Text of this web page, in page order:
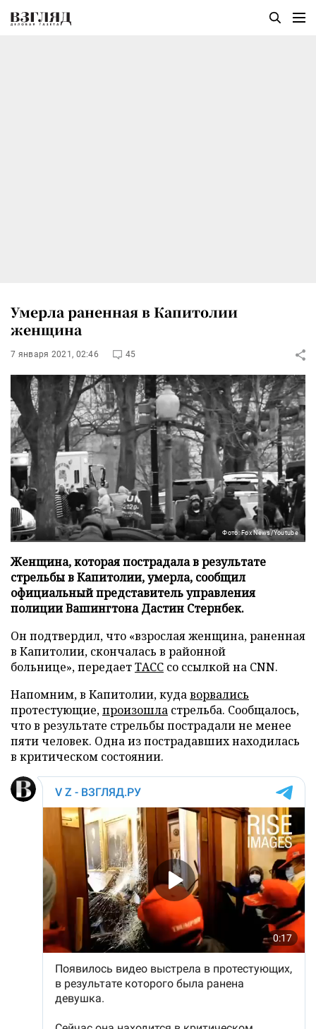
Умерла раненная в Капитолии
женщина
7 января 2021, 02:46 45
Фото: Fox News/Youtube
Женщина, которая пострадала в результате
стрельбы в Капитолии, умерла, сообщил
официальный представитель управления
полиции Вашингтона Дастин Стернбек.
Он подтвердил, что «взрослая женщина, раненная
в Капитолии, скончалась в районной
больнице», передаетТАСС со ссылкой на CNN.
Напомним, в Капитолии, кудаворвались
протестующие,произошла стрельба. Сообщалось,
что в результате стрельбы пострадали не менее
пяти человек. Одна из пострадавших находилась
в критическом состоянии.